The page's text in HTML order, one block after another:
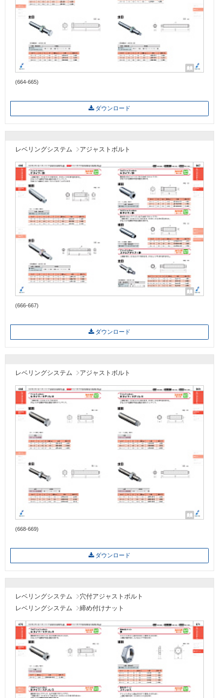
(664-665)
ダウンロード
レベリングシステム アジャストボルト
(666-667)
ダウンロード
レベリングシステム アジャストボルト
(668-669)
ダウンロード
レベリングシステム
穴付アジャストボルト
レベリングシステム
締め付けナット